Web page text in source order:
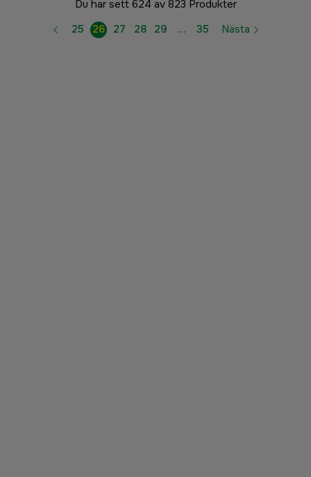
Du har sett 624 av 823 Produkter
25
26 27 28 29 … 35 Nästa